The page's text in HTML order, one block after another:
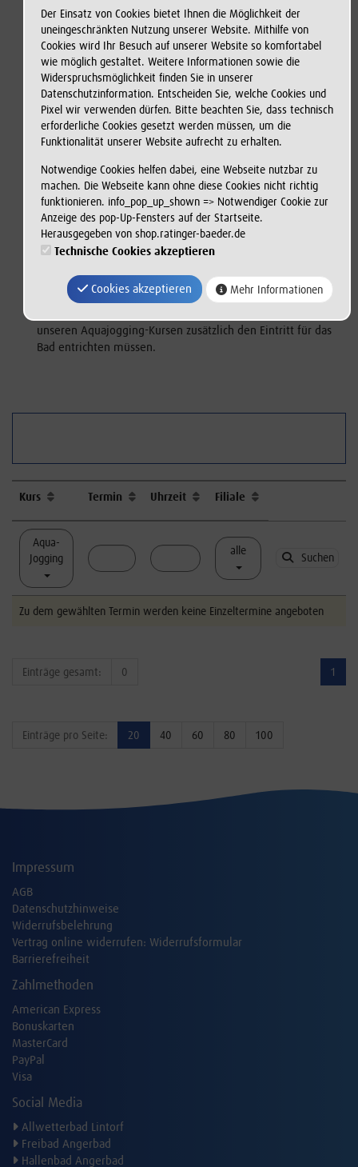
Stunde beim Aqua-Jogging verbrennen. Der Kurs richtet sich
an alle, die gerne im Wasser sind und etwas für ihre Fitness
tun möchten!
Kursziele:Schonende Kräftigung der Muskulatur und
Stärkung des Herz-Kreislauf-Systems.
Weitere Infos:Der Auftriebsgürtel wird gestellt.
Mindestteilnehmerzahl von 5 Personen statt.
96,00 € zzgl. Badeintritt
12 Termine
00:45 Std.
bringen Sie die Buchungsbestätigung, die Sie nach dem
Bezahlvorgang per E-Mail erhalten, zur ersten Kursstunde
unseren Aquajogging-Kursen zusätzlich den Eintritt für das
Bad entrichten müssen.
Kurs Termin Uhrzeit Filiale
Aqua-
Jogging
Suchen
Zu dem gewählten Termin werden keine Einzeltermine angeboten
1
Einträge gesamt: 0
Einträge pro Seite: 20 40 60 80 100
Impressum
AGB
Datenschutzhinweise
Widerrufsbelehrung
Vertrag online widerrufen: Widerrufsformular
Barrierefreiheit
Zahlmethoden
American Express
Bonuskarten
MasterCard
PayPal
Visa
Social Media
Allwetterbad Lintorf
Freibad Angerbad
Hallenbad Angerbad
Der Einsatz von Cookies bietet Ihnen die Möglichkeit der
uneingeschränkten Nutzung unserer Website. Mithilfe von
Cookies wird Ihr Besuch auf unserer Website so komfortabel
wie möglich gestaltet. Weitere Informationen sowie die
Widerspruchsmöglichkeit finden Sie in unserer
Datenschutzinformation. Entscheiden Sie, welche Cookies und
Pixel wir verwenden dürfen. Bitte beachten Sie, dass technisch
erforderliche Cookies gesetzt werden müssen, um die
Funktionalität unserer Website aufrecht zu erhalten.
Notwendige Cookies helfen dabei, eine Webseite nutzbar zu
machen. Die Webseite kann ohne diese Cookies nicht richtig
funktionieren. info_pop_up_shown => Notwendiger Cookie zur
Anzeige des pop-Up-Fensters auf der Startseite.
Herausgegeben von shop.ratinger-baeder.de
Technische Cookies akzeptieren
Cookies akzeptieren Mehr Informationen